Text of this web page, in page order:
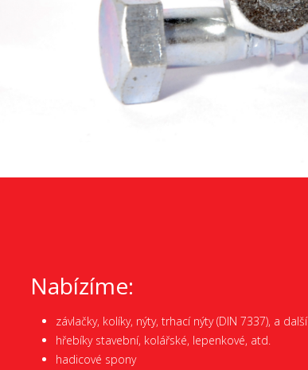
Nabízíme:
závlačky, kolíky, nýty, trhací nýty (DIN 7337), a další
hřebíky stavební, kolářské, lepenkové, atd.
hadicové spony